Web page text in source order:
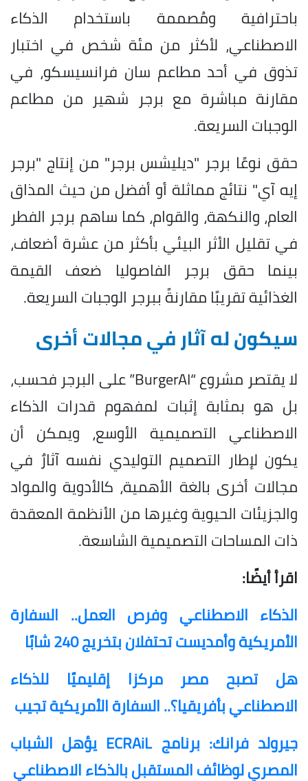
باحترافية ومُصممة باستخدام الذكاء
الاصطناعي، لأكثر من مئة شخص في اختبار
تذوق في أحد مطاعم سان فرانسيسكو، في
مقارنة مباشرة مع برجر شهير من مطاعم
الوجبات السريعة.
حقق نوعًا برجر "ديليشس برجر" من إنتاج "برجر
إيه آي" نتائج مماثلة أو أفضل من حيث المذاق
العام، والنكهة، والقوام، كما ساهم برجر الفطر
في تقليل الأثر البيئي بأكثر من عشرة أضعاف،
بينما حقق برجر الفاصوليا ضعف القيمة
الغذائية تقريبًا مقارنةً ببرجر الوجبات السريعة.
سيكون له آثار في مجالات أخرى
لا يقتصر مشروع “BurgerAI” على البرجر فحسب،
بل هو بمثابة إثبات لمفهوم قدرات الذكاء
الاصطناعي التصميمية الأوسع، ويمكن أن
يكون لإطار التصميم التوليدي نفسه آثارٌ في
مجالات أخرى بالغة الأهمية، كالأدوية والمواد
والجزيئات الحيوية وغيرها من الأنظمة المعقدة
ذات المساحات التصميمية الشاسعة.
اقرأ أيضًا:
الذكاء الاصطناعي وفرص العمل.. السفارة
الأمريكية وأمديست تحتفلان بتخريج 240 شابًا
هل تصبح مصر مركزا إقليميًا للذكاء
الاصطناعي بأفريقيا؟.. السفارة الأمريكية تجيب
جيرولد فرانك: برنامج ECRAiL يؤهل الشباب
المصري لوظائف المستقبل بالذكاء الاصطناعي